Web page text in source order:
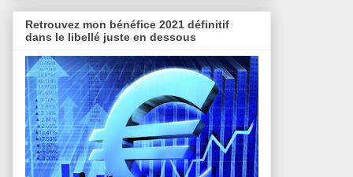
Retrouvez mon bénéfice 2021 définitif
dans le libellé juste en dessous